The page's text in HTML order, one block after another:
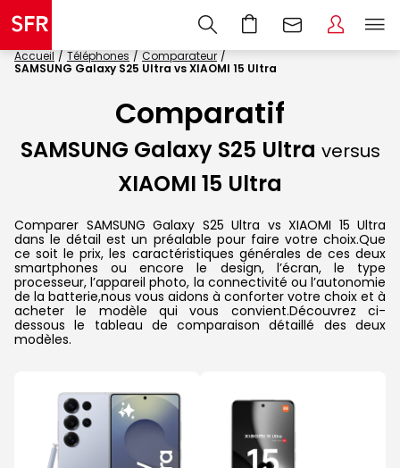
Accueil Téléphones
Comparateur
SAMSUNG Galaxy S25 Ultra vs XIAOMI 15 Ultra
Comparatif
SAMSUNG Galaxy S25 Ultra versus
XIAOMI 15 Ultra
Comparer SAMSUNG Galaxy S25 Ultra vs XIAOMI 15 Ultra
dans le détail est un préalable pour faire votre choix.Que
ce soit le prix, les caractéristiques générales de ces deux
smartphones ou encore le design, l’écran, le type
processeur, l’appareil photo, la connectivité ou l’autonomie
de la batterie,nous vous aidons à conforter votre choix et à
acheter le modèle qui vous convient.Découvrez ci-
dessous le tableau de comparaison détaillé des deux
modèles.